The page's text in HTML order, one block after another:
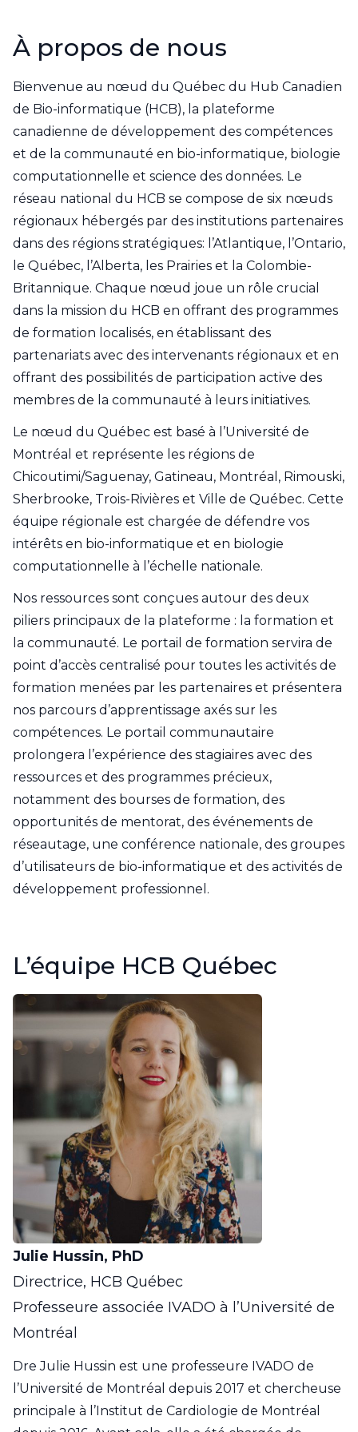
CBH Alberta Node
CBH British Columbia Node
Mailing Lists
Social Media
À propos de nous
Bienvenue au nœud du Québec du Hub Canadien
de Bio-informatique (HCB), la plateforme
canadienne de développement des compétences
et de la communauté en bio-informatique, biologie
computationnelle et science des données. Le
réseau national du HCB se compose de six nœuds
régionaux hébergés par des institutions partenaires
dans des régions stratégiques: l’Atlantique, l’Ontario,
le Québec, l’Alberta, les Prairies et la Colombie-
Britannique. Chaque nœud joue un rôle crucial
dans la mission du HCB en offrant des programmes
de formation localisés, en établissant des
partenariats avec des intervenants régionaux et en
offrant des possibilités de participation active des
membres de la communauté à leurs initiatives.
Le nœud du Québec est basé à l’Université de
Montréal et représente les régions de
Chicoutimi/Saguenay, Gatineau, Montréal, Rimouski,
Sherbrooke, Trois-Rivières et Ville de Québec. Cette
équipe régionale est chargée de défendre vos
intérêts en bio-informatique et en biologie
computationnelle à l’échelle nationale.
Nos ressources sont conçues autour des deux
piliers principaux de la plateforme : la formation et
la communauté. Le portail de formation servira de
point d’accès centralisé pour toutes les activités de
formation menées par les partenaires et présentera
nos parcours d’apprentissage axés sur les
compétences. Le portail communautaire
prolongera l’expérience des stagiaires avec des
ressources et des programmes précieux,
notamment des bourses de formation, des
opportunités de mentorat, des événements de
réseautage, une conférence nationale, des groupes
d’utilisateurs de bio-informatique et des activités de
développement professionnel.
L’équipe HCB Québec
Julie Hussin, PhD
Directrice, HCB Québec
Professeure associée IVADO à l’Université de
Montréal
Dre Julie Hussin est une professeure IVADO de
l’Université de Montréal depuis 2017 et chercheuse
principale à l’Institut de Cardiologie de Montréal